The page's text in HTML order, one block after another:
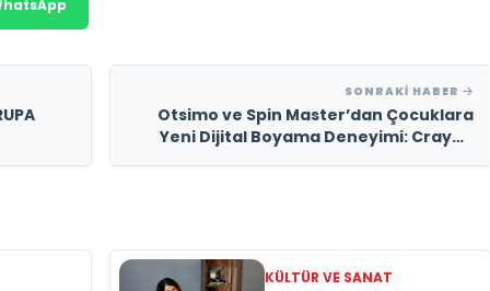
SONRAKI HABER
Otsimo ve Spin Master’dan Çocuklara
Yeni Dijital Boyama Deneyimi: Crayon
KÜLTÜR VE SANAT